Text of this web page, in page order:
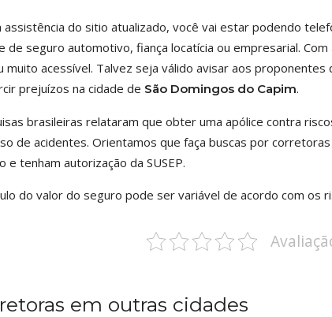
assistência do sitio atualizado, você vai estar podendo
de seguro automotivo, fiança locatícia ou empresarial.
muito acessível. Talvez seja válido avisar aos
prejuízos na cidade de São Domingos do Capim.
brasileiras relataram que obter uma apólice contra
de acidentes. Orientamos que faça buscas por
e tenham autorização da SUSEP.
do valor do seguro pode ser variável de acordo com os
em outras cidades